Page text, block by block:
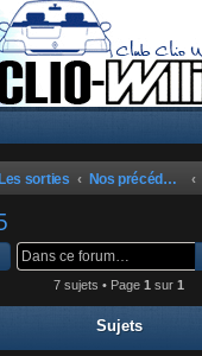
Les sorties Nos précédentes sorties
7 sujets • Page 1 sur 1
Sujets